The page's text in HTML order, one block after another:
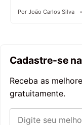
Por João Carlos Silva
Cadastre-se
Receba as
gratuitamente.